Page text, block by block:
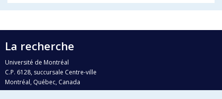
La recherche
Université de Montréal
C.P. 6128, succursale Centre-ville
Montréal, Québec, Canada
H3C 3J7